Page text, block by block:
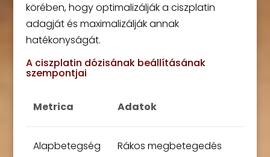
körében, hogy optimalizálják a ciszplatin
adagját és maximalizálják annak
hatékonyságát.
A ciszplatin dózisának beállításának
szempontjai
Metrica Adatok
Alapbetegség Rákos megbetegedés